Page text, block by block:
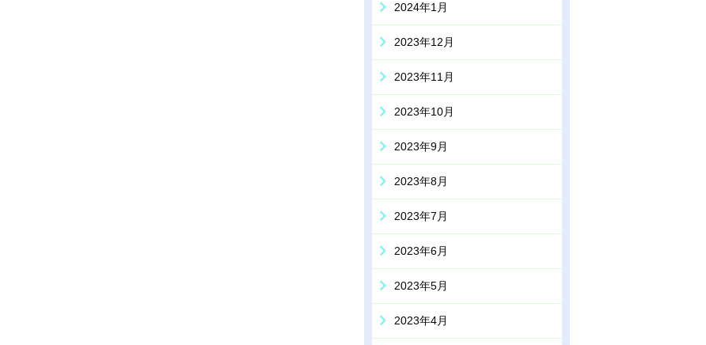
2024年1月
2023年12月
2023年11月
2023年10月
2023年9月
2023年8月
2023年7月
2023年6月
2023年5月
2023年4月